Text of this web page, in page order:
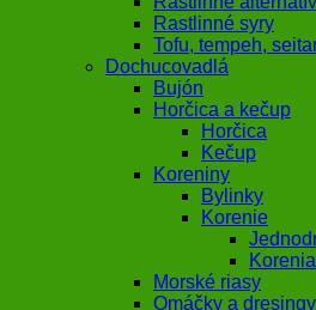
Rastlinné syry
Tofu, tempeh,
Dochucovadlá
Bujón
Horčica a kečup
Horčica
Kečup
Koreniny
Bylinky
Korenie
Morské riasy
Omáčky a dresingy